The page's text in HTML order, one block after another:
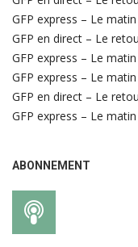
GFP express – Le
GFP en direct – Le
GFP express – Le
GFP express – Le
GFP en direct – Le
GFP express – Le
ABONNEMENT